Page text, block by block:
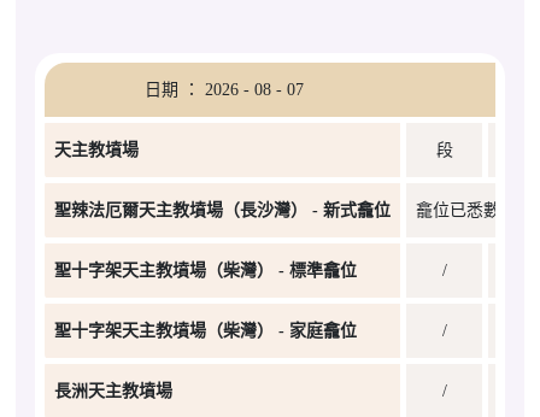
日期 ： 2026 - 08 - 07
天主教墳場 段
聖辣法厄爾天主教墳場（長沙灣） - 新式龕位 龕位已悉數編配
聖十字架天主教墳場（柴灣） - 標準龕位 /
聖十字架天主教墳場（柴灣） - 家庭龕位 /
長洲天主教墳場 /